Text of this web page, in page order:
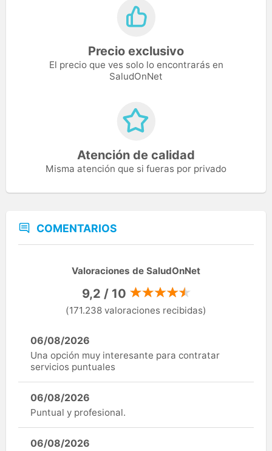
Precio exclusivo
El precio que ves solo lo encontrarás en
SaludOnNet
Atención de calidad
Misma atención que si fueras por privado
COMENTARIOS
Valoraciones de SaludOnNet
9,2 / 10
(171.238 valoraciones recibidas)
06/08/2026
Una opción muy interesante para contratar
servicios puntuales
06/08/2026
Puntual y profesional.
06/08/2026